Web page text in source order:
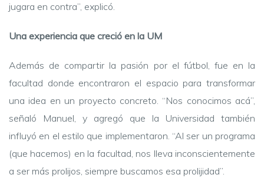
jugara en contra”, explicó.
Una experiencia que creció en la UM
Además de compartir la pasión por el fútbol, fue en la
facultad donde encontraron el espacio para transformar
una idea en un proyecto concreto. “Nos conocimos acá”,
señaló Manuel, y agregó que la Universidad también
influyó en el estilo que implementaron. “Al ser un programa
(que hacemos) en la facultad, nos lleva inconscientemente
a ser más prolijos, siempre buscamos esa prolijidad”.